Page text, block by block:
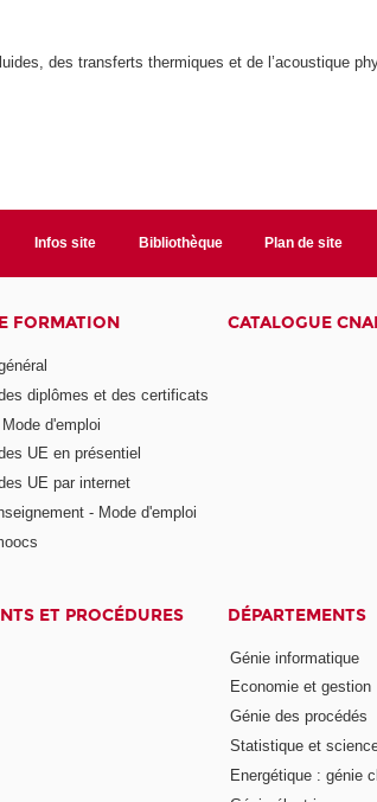
des transferts thermiques et de l’acoustique
Infos site Bibliothèque Plan de site
FORMATION
diplômes et des certificats
d'emploi
UE en présentiel
UE par internet
- Mode d'emploi
CATALOGUE
ET PROCÉDURES DÉPARTEMENTS
Génie informatique
Economie et gestion
Génie des procédés
Statistique et
Energétique : génie